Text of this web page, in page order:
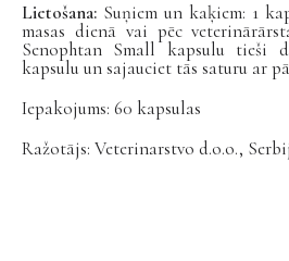
Lietošana: Suņiem un kaķiem: 1
masas dienā vai pēc
Senophtan Small kapsulu tieši
kapsulu un sajauciet tās saturu ar
Iepakojums: 60 kapsulas
Ražotājs: Veterinarstvo d.o.o.,